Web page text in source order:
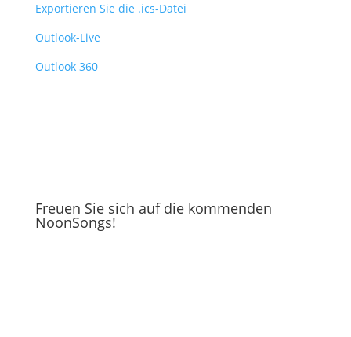
Exportieren Sie die .ics-Datei
Outlook-Live
Outlook 360
Freuen Sie sich auf die kommenden
NoonSongs!